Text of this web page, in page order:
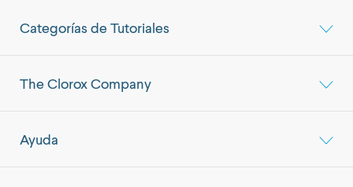
Categorías de Tutoriales
The Clorox Company
Ayuda